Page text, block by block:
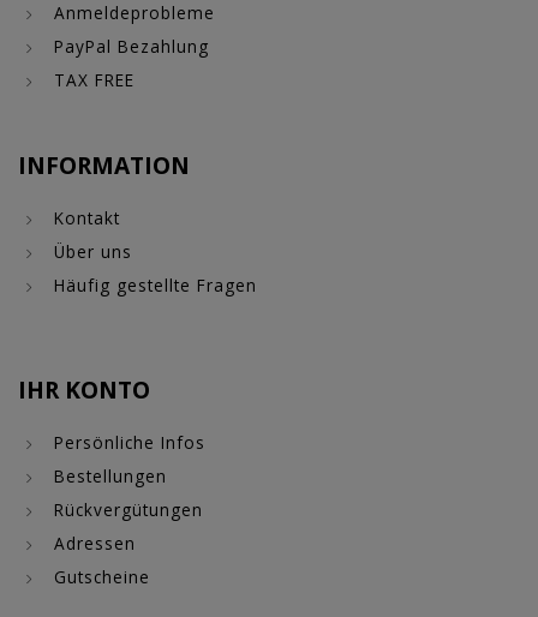
Anmeldeprobleme
PayPal Bezahlung
TAX FREE
INFORMATION
Kontakt
Über uns
Häufig gestellte Fragen
IHR KONTO
Persönliche Infos
Bestellungen
Rückvergütungen
Adressen
Gutscheine